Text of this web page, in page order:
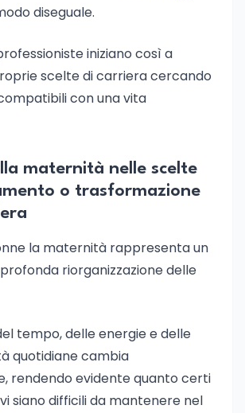
diseguale.
iniziano così a
scelte di carriera cercando
con una vita
maternità nelle scelte
o trasformazione
la maternità rappresenta un
riorganizzazione delle
tempo, delle energie e delle
quotidiane cambia
rendendo evidente quanto certi
siano difficili da mantenere nel